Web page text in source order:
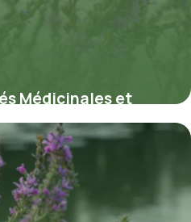
Médicinales et